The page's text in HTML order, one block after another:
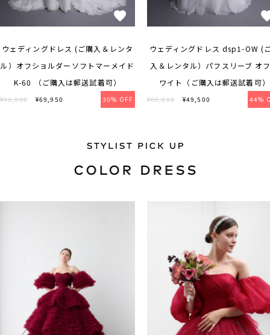
ウェディングドレス (ご購入＆レンタ
ル）オフショルダーソフトマーメイド
K-60 （ご購入は郵送試着可）
¥98,000 ¥69,950 30% OFF
ウェディングドレス dsp1-OW (
入＆レンタル）パフスリーブ オ
ワイト（ご購入は郵送試着可）
¥88,000 ¥49,500 44%